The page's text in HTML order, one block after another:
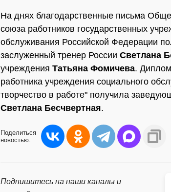
На днях благодарственные письма
союза работников государственных
обслуживания Российской Федерации
заслуженный тренер России Светлана
учреждения Татьяна Фомичева.
работника учреждения социального
творчество в работе" получила
Светлана Бесчвертная.
Поделиться
новостью:
Подпишитесь на наши каналы и